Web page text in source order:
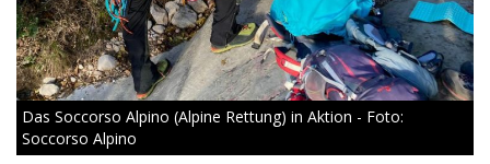
Das Soccorso Alpino (Alpine Rettung) in Aktion - Foto:
Soccorso Alpino